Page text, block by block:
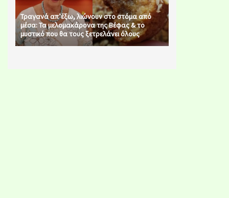
Τραγανά απ’έξω, λιώνουν στο στόμα από
μέσα: Τα μελομακάρονα της Βέφας & το
μυστικό που θα τους ξετρελάνει όλους